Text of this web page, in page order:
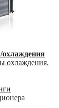
охлаждения
охлаждения.